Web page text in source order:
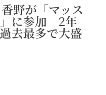
野が「マッス
に参加 2年
去最多で大盛